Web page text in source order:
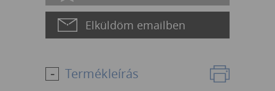
Elküldöm emailben
Termékleírás